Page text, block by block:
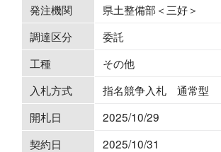
発注機関
県土整備部＜三好＞
調達区分
委託
工種
その他
入札方式
指名競争入札 通常型
開札日
2025/10/29
契約日
2025/10/31